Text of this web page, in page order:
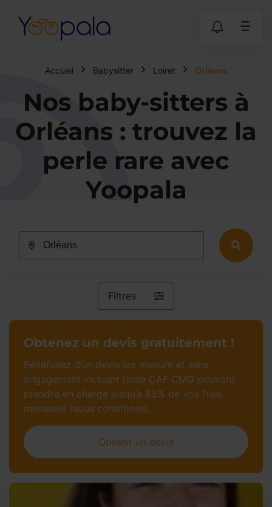
Accueil Babysitter Loiret Orléans
Nos baby-sitters à
Orléans : trouvez la
perle rare avec
Yoopala
Filtres
Obtenez un devis gratuitement !
Bénéficiez d’un devis sur mesure et sans
engagement incluant l’aide CAF CMG pouvant
prendre en charge jusqu’à 85% de vos frais
mensuels (sous conditions).
Obtenir un devis